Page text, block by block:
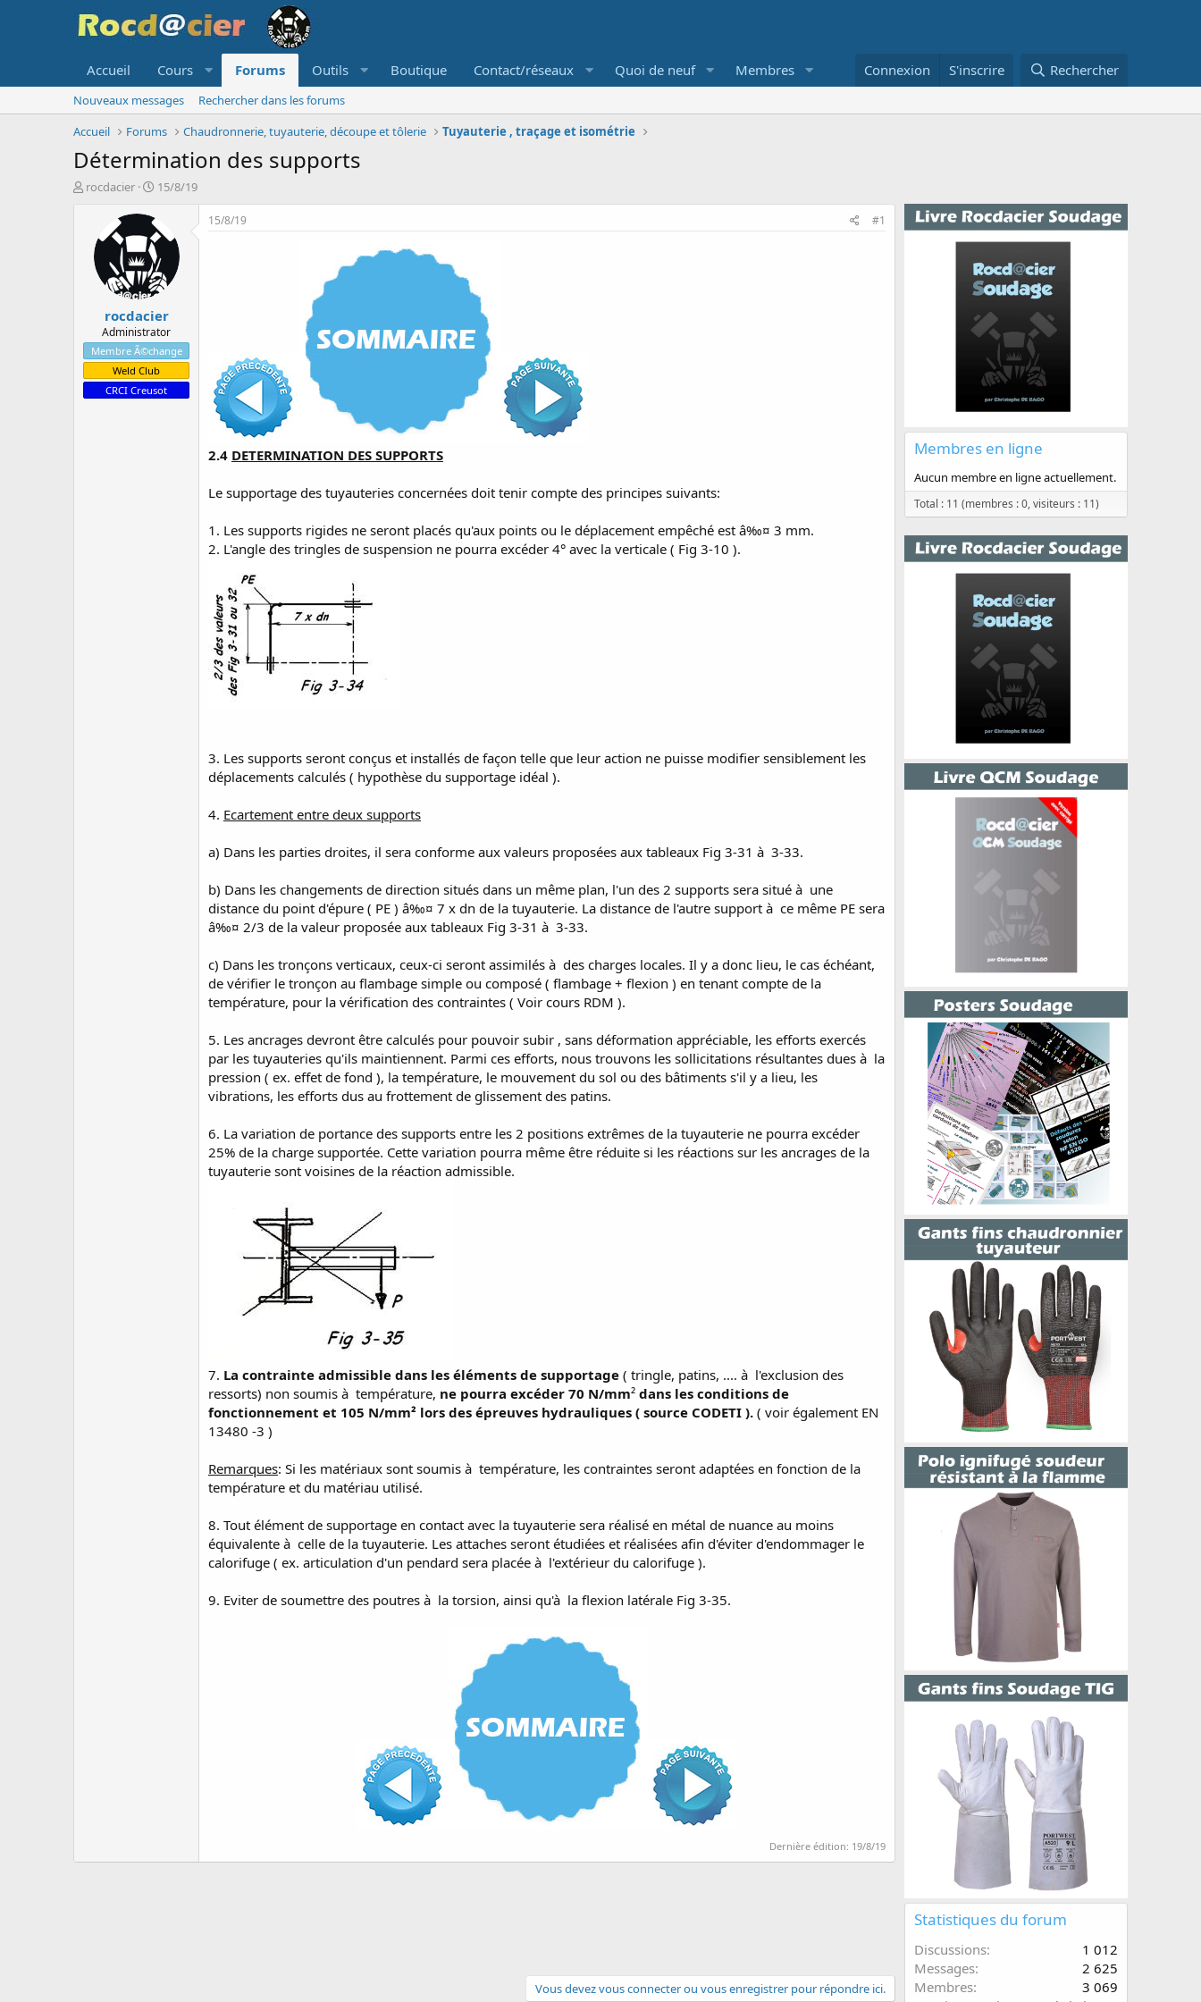
Accueil Cours Forums Outils Boutique Contact/réseaux Quoi de neuf Membres Connexion S'inscrire Rechercher
Nouveaux messages
Rechercher dans les forums
Accueil
Forums Chaudronnerie, tuyauterie, découpe et tôlerie Tuyauterie , traçage et isométrie
Détermination des supports
A
d
i
s
c
rocdacier
D
e
d
e
d
é
b
u
t
15/8/19
rocdacier
Administrator
Membre Ã©change
Weld Club
CRCI Creusot
15/8/19 #1
2.4 DETERMINATION DES SUPPORTS
Le supportage des tuyauteries concernées doit tenir compte des principes suivants:
1. Les supports rigides ne seront placés qu'aux points ou le déplacement empêché est â‰¤ 3 mm.
2. L'angle des tringles de suspension ne pourra excéder 4° avec la verticale ( Fig 3-10 ).
3. Les supports seront conçus et installés de façon telle que leur action ne puisse modifier sensiblement les
déplacements calculés ( hypothèse du supportage idéal ).
4. Ecartement entre deux supports
a) Dans les parties droites, il sera conforme aux valeurs proposées aux tableaux Fig 3-31 à 3-33.
b) Dans les changements de direction situés dans un même plan, l'un des 2 supports sera situé à une
distance du point d'épure ( PE ) â‰¤ 7 x dn de la tuyauterie. La distance de l'autre support à ce même PE sera
â‰¤ 2/3 de la valeur proposée aux tableaux Fig 3-31 à 3-33.
c) Dans les tronçons verticaux, ceux-ci seront assimilés à des charges locales. Il y a donc lieu, le cas échéant,
de vérifier le tronçon au flambage simple ou composé ( flambage + flexion ) en tenant compte de la
température, pour la vérification des contraintes ( Voir cours RDM ).
5. Les ancrages devront être calculés pour pouvoir subir , sans déformation appréciable, les efforts exercés
par les tuyauteries qu'ils maintiennent. Parmi ces efforts, nous trouvons les sollicitations résultantes dues à la
pression ( ex. effet de fond ), la température, le mouvement du sol ou des bâtiments s'il y a lieu, les
vibrations, les efforts dus au frottement de glissement des patins.
6. La variation de portance des supports entre les 2 positions extrêmes de la tuyauterie ne pourra excéder
25% de la charge supportée. Cette variation pourra même être réduite si les réactions sur les ancrages de la
tuyauterie sont voisines de la réaction admissible.
7. La contrainte admissible dans les éléments de supportage ( tringle, patins, .... à l'exclusion des
ressorts) non soumis à température, ne pourra excéder 70 N/mm² dans les conditions de
fonctionnement et 105 N/mm² lors des épreuves hydrauliques ( source CODETI ). ( voir également EN
13480 -3 )
Remarques: Si les matériaux sont soumis à température, les contraintes seront adaptées en fonction de la
température et du matériau utilisé.
8. Tout élément de supportage en contact avec la tuyauterie sera réalisé en métal de nuance au moins
équivalente à celle de la tuyauterie. Les attaches seront étudiées et réalisées afin d'éviter d'endommager le
calorifuge ( ex. articulation d'un pendard sera placée à l'extérieur du calorifuge ).
9. Eviter de soumettre des poutres à la torsion, ainsi qu'à la flexion latérale Fig 3-35.
Dernière édition: 19/8/19
Vous devez vous connecter ou vous enregistrer pour répondre ici.
Membres en ligne
Aucun membre en ligne actuellement.
Total : 11 (membres : 0, visiteurs : 11)
Statistiques du forum
Discussions
1 012
Messages
2 625
Membres
3 069